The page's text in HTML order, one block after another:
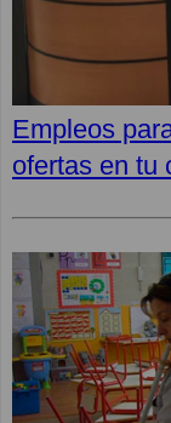
Empleos
ofertas en tu